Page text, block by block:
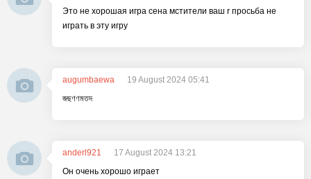
Это не хорошая игра сена мстители ваш r просьба не
играть в эту игру
augumbaewa
19 August 2024 05:41
জছণণমতদ
anderl921
17 August 2024 13:21
Он очень хорошо играет